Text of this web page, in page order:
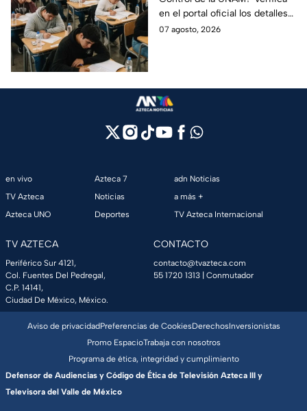
en el portal oficial los detalles
de tu cita y los puntajes
07 agosto, 2026
en vivo
TV Azteca
Azteca UNO
Azteca 7
Noticias
Deportes
adn Noticias
a más +
TV Azteca Internacional
TV AZTECA
Periférico Sur 4121,
Col. Fuentes Del Pedregal,
C.P. 14141,
Ciudad De México, México.
CONTACTO
contacto@tvazteca.com
55 1720 1313 | Conmutador
Aviso de privacidadPreferencias de CookiesDerechosInversionistas
Promo EspacioTrabaja con nosotros
Programa de ética, integridad y cumplimiento
Defensor de Audiencias y Código de Ética de Televisión Azteca III y
Televisora del Valle de México